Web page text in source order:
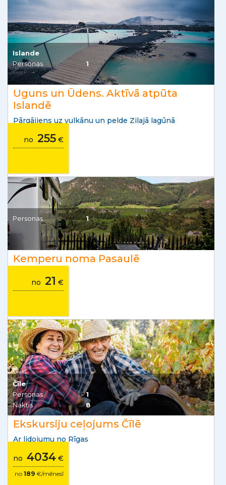
Islande
Personas
1
Uguns un Ūdens. Aktīvā atpūta
Islandē
Pārgājiens uz vulkānu un pelde Zilajā lagūnā
no 255 €
Personas 1
Kemperu noma Pasaulē
no 21 €
Čīle
Personas
1
Naktis
8
Ekskursiju ceļojums Čīlē
Ar lidojumu no Rīgas
no 4034 €
no 189 €/mēnesī